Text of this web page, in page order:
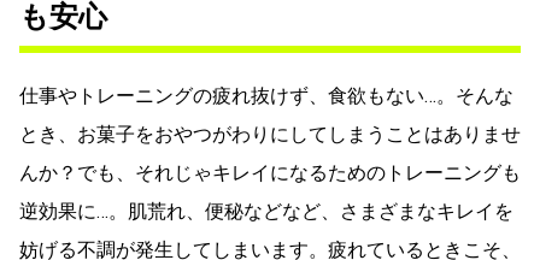
も安心
仕事やトレーニングの疲れ抜けず、食欲もない…。そんな
とき、お菓子をおやつがわりにしてしまうことはありませ
んか？でも、それじゃキレイになるためのトレーニングも
逆効果に…。肌荒れ、便秘などなど、さまざまなキレイを
妨げる不調が発生してしまいます。疲れているときこそ、